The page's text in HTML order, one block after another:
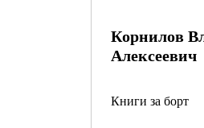
Корнилов
Алексеевич
Книги за борт